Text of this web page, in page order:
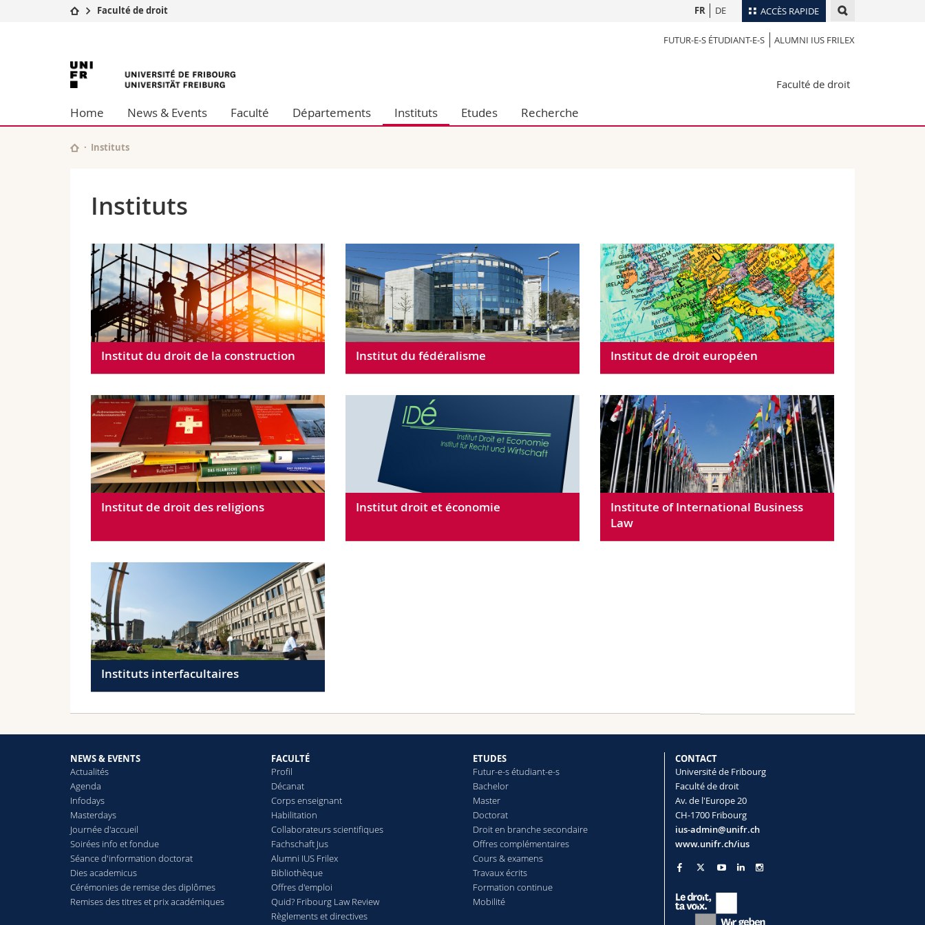
ACCÈS RAPIDE
Etudes
Campus
Université
Formation continue
Lettres et sciences humaines
Sciences de l'éducation et de la formation
Chercheurs
Collaborateurs
Annuaire du personnel
Programme des cours
FR DE
Faculté de droit
FUTUR-E-S ÉTUDIANT-E-S ALUMNI IUS FRILEX
Université
de
Fribourg
Faculté de droit
Home News & Events Faculté Départements Instituts Etudes Recherche
Instituts
Instituts
Institut du droit de la construction Institut du fédéralisme Institut de droit européen
Institut de droit des religions Institut droit et économie
Institute of International Business
Law
Instituts interfacultaires
NEWS & EVENTS
Actualités
Agenda
Infodays
Masterdays
Journée d'accueil
Soirées info et fondue
Séance d'information doctorat
Dies academicus
Cérémonies de remise des diplômes
Remises des titres et prix académiques
FACULTÉ
Profil
Décanat
Corps enseignant
Habilitation
Collaborateurs scientifiques
Fachschaft Jus
Alumni IUS Frilex
Bibliothèque
Offres d'emploi
Quid? Fribourg Law Review
Règlements et directives
ETUDES
Futur-e-s étudiant-e-s
Bachelor
Master
Doctorat
Droit en branche secondaire
Offres complémentaires
Cours & examens
Travaux écrits
Formation continue
Mobilité
CONTACT
Université de Fribourg
Faculté de droit
Av. de l'Europe 20
CH-1700 Fribourg
ius-admin@unifr.ch
www.unifr.ch/ius